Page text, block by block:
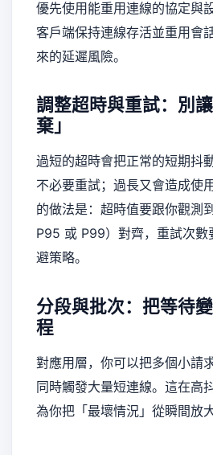
優先使用能重用連線的協定與
客戶端保持連線存活並重用會
來的延遲風險。
調整超時與重試：別
棄」
過短的超時會把正常的短期抖
不必要重試；過長又會造成使
的做法是：超時值要跟你觀測
P95 或 P99）對齊，重試次數
避策略。
分段與批次：把等待
程
對應用層，你可以把多個小請
同時觸發大量短連線。這在高
為你把「最壞情況」從瞬間放